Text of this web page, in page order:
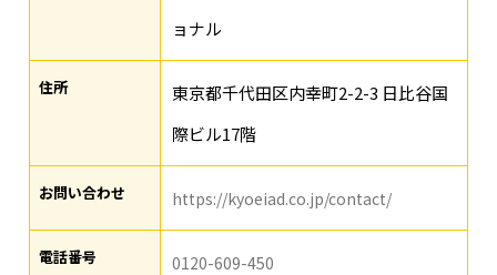
ョナル
住所
東京都千代田区内幸町2-2-3 日比谷国
際ビル17階
お問い合わせ https://kyoeiad.co.jp/contact/
電話番号 0120-609-450